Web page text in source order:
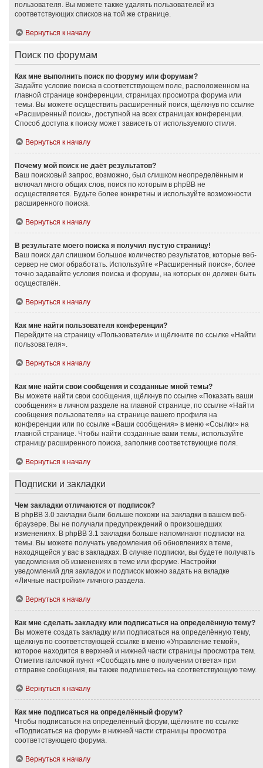
пользователя. Вы можете также удалять пользователей из
соответствующих списков на той же странице.
Вернуться к началу
Поиск по форумам
Как мне выполнить поиск по форуму или форумам?
Задайте условие поиска в соответствующем поле, расположенном на
главной странице конференции, страницах просмотра форума или
темы. Вы можете осуществить расширенный поиск, щёлкнув по ссылке
«Расширенный поиск», доступной на всех страницах конференции.
Способ доступа к поиску может зависеть от используемого стиля.
Вернуться к началу
Почему мой поиск не даёт результатов?
Ваш поисковый запрос, возможно, был слишком неопределённым и
включал много общих слов, поиск по которым в phpBB не
осуществляется. Будьте более конкретны и используйте возможности
расширенного поиска.
Вернуться к началу
В результате моего поиска я получил пустую страницу!
Ваш поиск дал слишком большое количество результатов, которые веб-
сервер не смог обработать. Используйте «Расширенный поиск», более
точно задавайте условия поиска и форумы, на которых он должен быть
осуществлён.
Вернуться к началу
Как мне найти пользователя конференции?
Перейдите на страницу «Пользователи» и щёлкните по ссылке «Найти
пользователя».
Вернуться к началу
Как мне найти свои сообщения и созданные мной темы?
Вы можете найти свои сообщения, щёлкнув по ссылке «Показать ваши
сообщения» в личном разделе на главной странице, по ссылке «Найти
сообщения пользователя» на странице вашего профиля на
конференции или по ссылке «Ваши сообщения» в меню «Ссылки» на
главной странице. Чтобы найти созданные вами темы, используйте
страницу расширенного поиска, заполнив соответствующие поля.
Вернуться к началу
Подписки и закладки
Чем закладки отличаются от подписок?
В phpBB 3.0 закладки были больше похожи на закладки в вашем веб-
браузере. Вы не получали предупреждений о произошедших
изменениях. В phpBB 3.1 закладки больше напоминают подписки на
темы. Вы можете получать уведомления об обновлениях в теме,
находящейся у вас в закладках. В случае подписки, вы будете получать
уведомления об изменениях в теме или форуме. Настройки
уведомлений для закладок и подписок можно задать на вкладке
«Личные настройки» личного раздела.
Вернуться к началу
Как мне сделать закладку или подписаться на определённую тему?
Вы можете создать закладку или подписаться на определённую тему,
щёлкнув по соответствующей ссылке в меню «Управление темой»,
которое находится в верхней и нижней части страницы просмотра тем.
Отметив галочкой пункт «Сообщать мне о получении ответа» при
отправке сообщения, вы также подпишетесь на соответствующую тему.
Вернуться к началу
Как мне подписаться на определённый форум?
Чтобы подписаться на определённый форум, щёлкните по ссылке
«Подписаться на форум» в нижней части страницы просмотра
соответствующего форума.
Вернуться к началу